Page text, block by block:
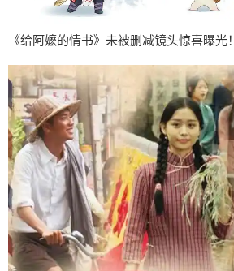
《给阿嬷的情书》未被删减镜头惊喜曝光！